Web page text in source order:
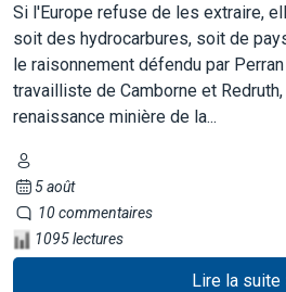
Si l'Europe refuse de les extraire,
soit des hydrocarbures, soit de
le raisonnement défendu par
travailliste de Camborne et
renaissance minière de la...
5 août
10 commentaires
1095 lectures
Lire la suite